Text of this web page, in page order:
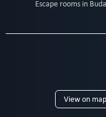
Escape rooms in
View on map